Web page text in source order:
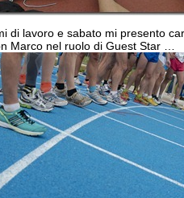
di lavoro e sabato mi presento
Marco nel ruolo di Guest Star …